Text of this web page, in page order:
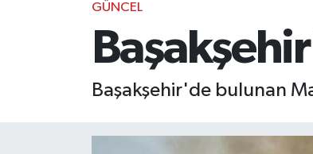
GÜNCEL
Başakşehir'de bulunan